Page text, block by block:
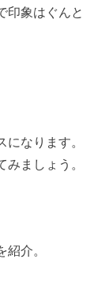
印象はぐんと
なります。
ましょう。
介。